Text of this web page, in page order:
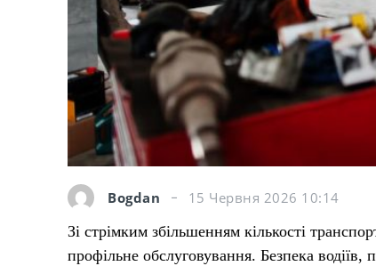
Bogdan
15 Червня 2026 10:14
Зі стрімким збільшенням кількості
профільне обслуговування. Безпека